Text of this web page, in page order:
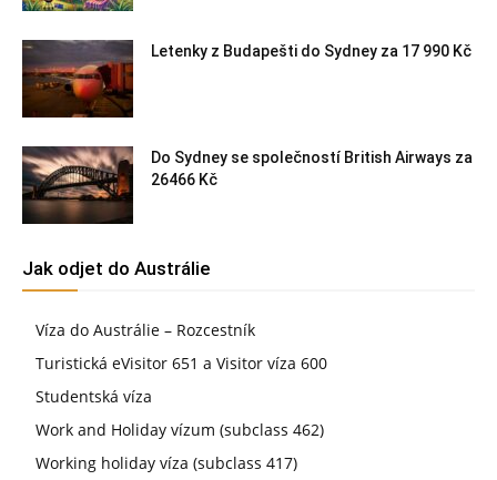
Letenky z Budapešti do Sydney za 17 990 Kč
Do Sydney se společností British Airways za
26466 Kč
Jak odjet do Austrálie
Víza do Austrálie – Rozcestník
Turistická eVisitor 651 a Visitor víza 600
Studentská víza
Work and Holiday vízum (subclass 462)
Working holiday víza (subclass 417)